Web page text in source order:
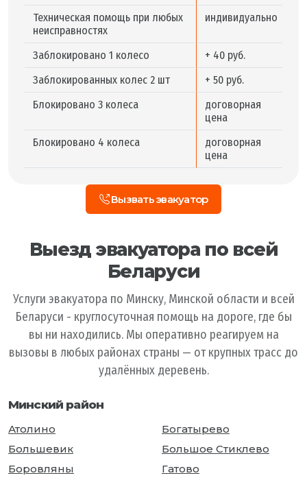
Техническая помощь при любых
неисправностях
индивидуально
Заблокировано 1 колесо
+ 40 руб.
Заблокированных колес 2 шт
+ 50 руб.
Блокировано 3 колеса
договорная
цена
Блокировано 4 колеса
договорная
цена
Вызвать эвакуатор
Выезд эвакуатора по всей
Беларуси
Услуги эвакуатора по Минску, Минской области и всей
Беларуси - круглосуточная помощь на дороге, где бы
вы ни находились. Мы оперативно реагируем на
вызовы в любых районах страны — от крупных трасс до
удалённых деревень.
Минский район
Атолино
Богатырево
Большевик
Большое Стиклево
Боровляны
Гатово